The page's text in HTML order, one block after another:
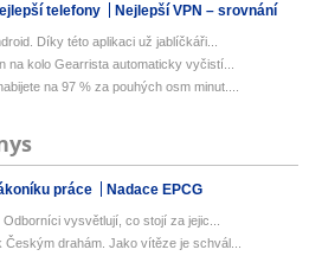
telefony Nejlepší VPN – srovnání
Díky této aplikaci už jablíčkáři...
na kolo Gearrista automaticky vyčistí...
na 97 % za pouhých osm minut....
práce Nadace EPCG
vysvětlují, co stojí za jejic...
drahám. Jako vítěze je schvál...